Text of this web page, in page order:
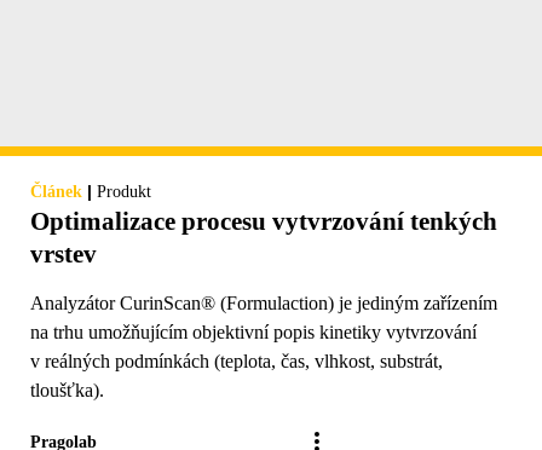
Článek | Produkt
Optimalizace procesu vytvrzování tenkých
vrstev
Analyzátor CurinScan® (Formulaction) je jediným zařízením
na trhu umožňujícím objektivní popis kinetiky vytvrzování
v reálných podmínkách (teplota, čas, vlhkost, substrát,
tloušťka).
Pragolab